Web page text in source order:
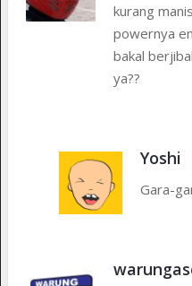
kurang
powernya
bakal
ya??
Yoshi
Gara-